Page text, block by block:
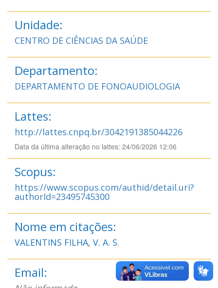
Unidade:
CENTRO DE CIÊNCIAS DA SAÚDE
Departamento:
DEPARTAMENTO DE FONOAUDIOLOGIA
Lattes:
http://lattes.cnpq.br/3042191385044226
Data da última alteração no lattes: 24/06/2026 12:06
Scopus:
https://www.scopus.com/authid/detail.uri?
authorId=23495745300
Nome em citações:
VALENTINS FILHA, V. A. S.
Email: